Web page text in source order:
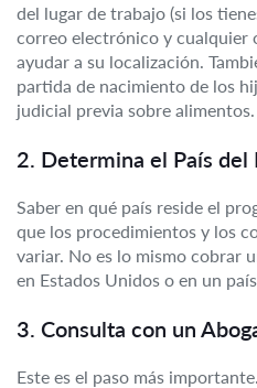
del lugar de trabajo (si los
correo electrónico y cualquier
ayudar a su localización.
partida de nacimiento de los
judicial previa sobre alimentos.
2. Determina el País del
Saber en qué país reside el
que los procedimientos y los
variar. No es lo mismo cobrar
en Estados Unidos o en un
3. Consulta con un
Este es el paso más